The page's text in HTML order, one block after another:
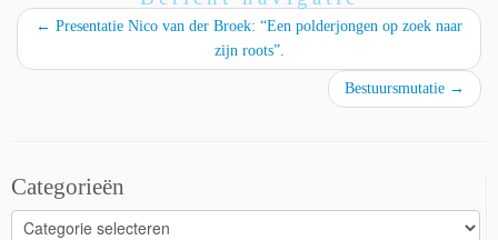
← Presentatie Nico van der Broek: “Een polderjongen op zoek naar
zijn roots”.
Bestuursmutatie →
Categorieën
Categorieën